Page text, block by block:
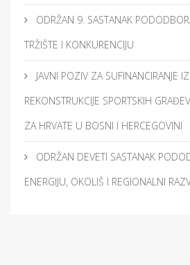
ODRŽAN 9. SASTANAK
TRŽIŠTE I KONKURENCIJU
JAVNI POZIV ZA SUFINANCIRANJE
REKONSTRUKCIJE SPORTSKIH
ZA HRVATE U BOSNI I HERCEGOVINI
ODRŽAN DEVETI SASTANAK
ENERGIJU, OKOLIŠ I REGIONALNI